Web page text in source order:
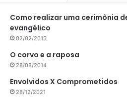
Como realizar uma cerimônia
evangélico
02/02/2015
O corvo e a raposa
28/08/2014
Envolvidos X Comprometidos
28/12/2021